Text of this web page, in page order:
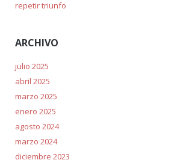
repetir triunfo
ARCHIVO
julio 2025
abril 2025
marzo 2025
enero 2025
agosto 2024
marzo 2024
diciembre 2023